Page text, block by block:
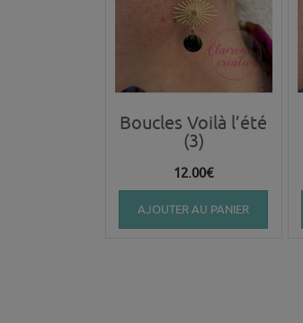
Boucles Voilà l’été
(3)
12.00€
AJOUTER AU PANIER